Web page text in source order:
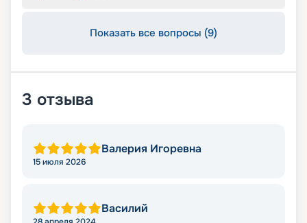
Показать все вопросы (9)
3 отзыва
Валерия Игоревна
15 июля 2026
Василий